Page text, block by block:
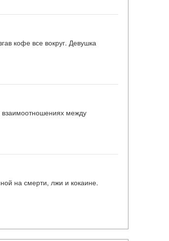
кофе все вокруг. Девушка
между
на смерти, лжи и кокаине.